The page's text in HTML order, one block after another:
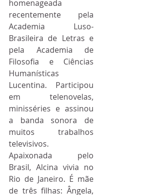
homenageada
recentemente pela
Academia Luso-
Brasileira de Letras e
pela Academia de
Filosofia e Ciências
Humanísticas
Lucentina. Participou
em telenovelas,
minisséries e assinou
a banda sonora de
muitos trabalhos
televisivos.
Apaixonada pelo
Brasil, Alcina vivia no
Rio de Janeiro. É mãe
de três filhas: Ângela,